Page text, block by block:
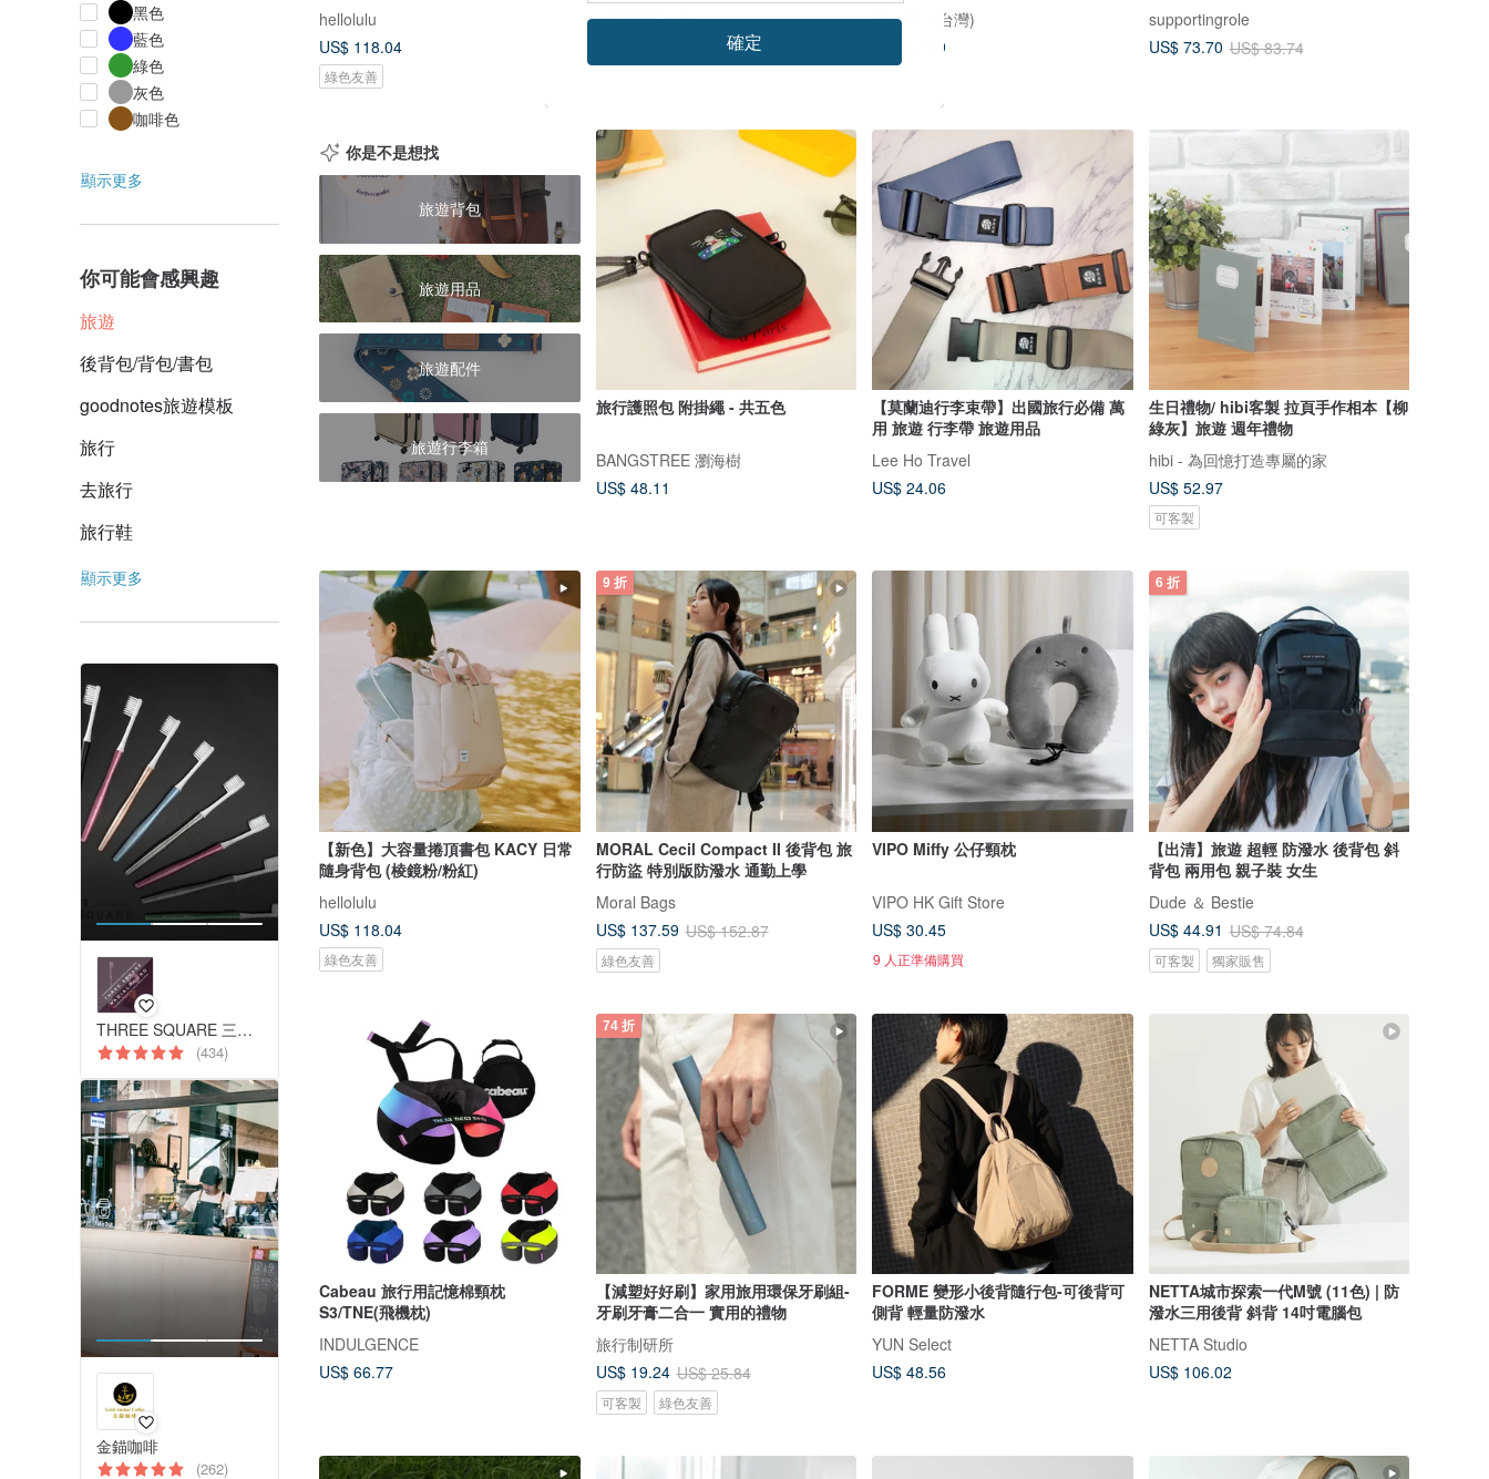
黑色
藍色
綠色
灰色
咖啡色
顯示更多
你可能會感興趣
旅遊
後背包/背包/書包
goodnotes旅遊模板
旅行
去旅行
旅行鞋
顯示更多
THREE SQUARE 三方字 減塑牙刷 氣墊拖鞋
(434)
金錨咖啡
(262)
hellolulu
US$ 118.04
綠色友善
NETTA Studio
The Ally (台灣)
US$ 40.09
supportingrole
US$ 73.70 US$ 83.74
你是不是想找
旅遊背包
旅遊用品
旅遊配件
旅遊行李箱
旅行護照包 附掛繩 - 共五色
BANGSTREE 瀏海樹
US$ 48.11
【莫蘭迪行李束帶】出國旅行必備 萬
用 旅遊 行李帶 旅遊用品
Lee Ho Travel
US$ 24.06
生日禮物/ hibi客製 拉頁手作相本【柳
綠灰】旅遊 週年禮物
hibi - 為回憶打造專屬的家
US$ 52.97
可客製
【新色】大容量捲頂書包 KACY 日常
隨身背包 (棱鏡粉/粉紅)
hellolulu
US$ 118.04
綠色友善
9 折
MORAL Cecil Compact II 後背包 旅
行防盜 特別版防潑水 通勤上學
Moral Bags
US$ 137.59 US$ 152.87
綠色友善
VIPO Miffy 公仔頸枕
VIPO HK Gift Store
US$ 30.45
9 人正準備購買
6 折
【出清】旅遊 超輕 防潑水 後背包 斜
背包 兩用包 親子裝 女生
Dude ＆ Bestie
US$ 44.91 US$ 74.84
可客製 獨家販售
Cabeau 旅行用記憶棉頸枕
S3/TNE(飛機枕)
INDULGENCE
US$ 66.77
74 折
【減塑好好刷】家用旅用環保牙刷組-
牙刷牙膏二合一 實用的禮物
旅行制研所
US$ 19.24 US$ 25.84
可客製 綠色友善
FORME 變形小後背隨行包-可後背可
側背 輕量防潑水
YUN Select
US$ 48.56
NETTA城市探索一代M號 (11色) | 防
潑水三用後背 斜背 14吋電腦包
NETTA Studio
US$ 106.02
確定